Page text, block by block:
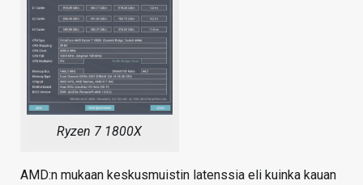
Ryzen 7 1800X
AMD:n mukaan keskusmuistin latenssia eli kuinka kauan